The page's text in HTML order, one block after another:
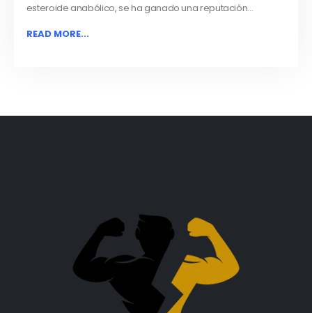
esteroide anabólico, se ha ganado una reputación...
READ MORE...